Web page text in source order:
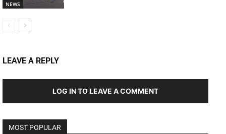
NEWS
LEAVE A REPLY
LOG IN TO LEAVE A COMMENT
MOST POPULAR